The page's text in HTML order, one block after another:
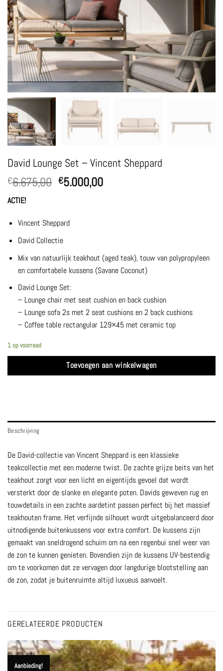
David Lounge Set – Vincent Sheppard
€6.675,00 Oorspronkelijke
€6.675,00.
€5.000,00Huidige
ACTIE!
Vincent Sheppard
David Collectie
Mix van natuurlijk teakhout (aged teak), touw van polypropyleen
en comfortabele kussens (Savane Coconut)
David Lounge Set:
– Lounge chair met seat cushion en back cushion
– Lounge sofa 2s met 2 seat cushions en 2 back cushions
– Coffee table rectangular 129×45 met ceramic top
1 op voorraad
Toevoegen aan winkelwagen
Beschrijving
De David-collectie van Vincent Sheppard is een klassieke
teakcollectie met een moderne twist. De zachte grijze beits van het
teakhout zorgt voor een licht en eigentijds gevoel dat wordt
versterkt door de slanke en elegante poten. Davids geweven rug en
touwdetails in een zachte aardetint passen perfect bij het massief
teakhouten frame. Het verfijnde silhouet wordt uitgebalanceerd door
uitnodigende buitenkussens voor extra comfort. De kussens zijn
gemaakt van sneldrogend schuim om na een regenbui snel weer van
de zon te kunnen genieten. Bovendien zijn de kussens UV-bestendig
om te voorkomen dat ze vervagen door langdurige blootstelling aan
de zon, zodat je buitenruimte altijd luxueus aanvoelt.
GERELATEERDE PRODUCTEN
Aanbieding!